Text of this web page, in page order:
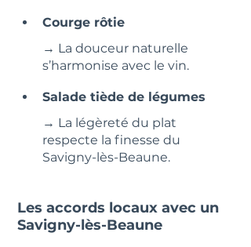
Courge rôtie
→ La douceur naturelle
s’harmonise avec le vin.
Salade tiède de légumes
→ La légèreté du plat
respecte la finesse du
Savigny-lès-Beaune.
Les accords locaux avec un
Savigny-lès-Beaune